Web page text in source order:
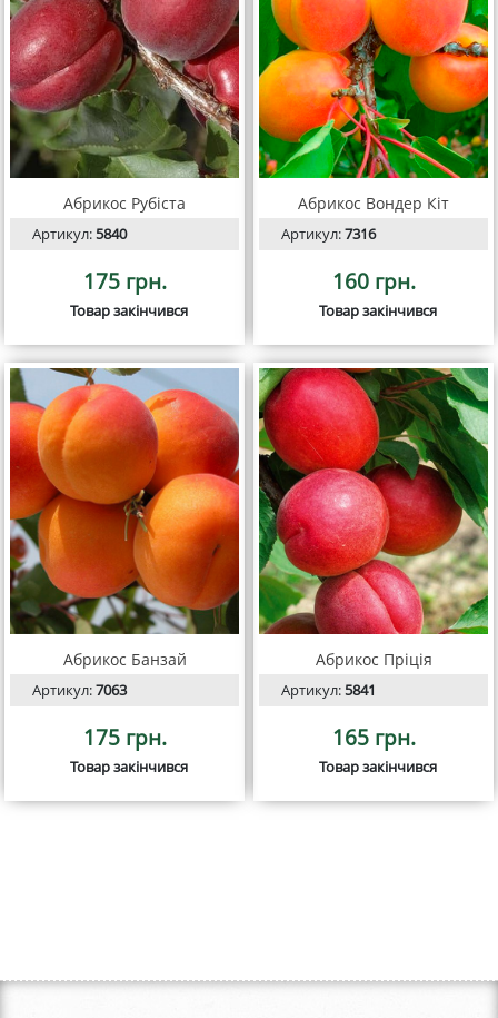
Абрикос Рубіста
Артикул:5840
175 грн.
Товар закінчився
Абрикос Вондер Кіт
Артикул:7316
160 грн.
Товар закінчився
Абрикос Банзай
Артикул:7063
175 грн.
Товар закінчився
Абрикос Пріція
Артикул:5841
165 грн.
Товар закінчився